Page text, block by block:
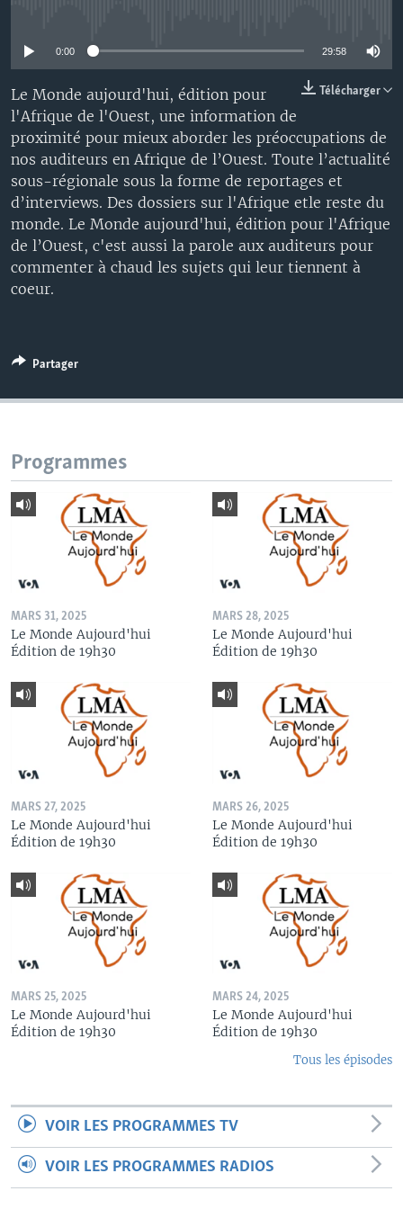
0:00 29:58
Télécharger
Le Monde aujourd'hui, édition pour
l'Afrique de l'Ouest, une information de
proximité pour mieux aborder les préoccupations de
nos auditeurs en Afrique de l’Ouest. Toute l’actualité
sous-régionale sous la forme de reportages et
d’interviews. Des dossiers sur l'Afrique etle reste du
monde. Le Monde aujourd'hui, édition pour l'Afrique
de l’Ouest, c'est aussi la parole aux auditeurs pour
commenter à chaud les sujets qui leur tiennent à
coeur.
Partager
Programmes
MARS 31, 2025
Le Monde Aujourd'hui
Édition de 19h30
MARS 28, 2025
Le Monde Aujourd'hui
Édition de 19h30
MARS 27, 2025
Le Monde Aujourd'hui
Édition de 19h30
MARS 26, 2025
Le Monde Aujourd'hui
Édition de 19h30
MARS 25, 2025
Le Monde Aujourd'hui
Édition de 19h30
MARS 24, 2025
Le Monde Aujourd'hui
Édition de 19h30
Tous les épisodes
VOIR LES PROGRAMMES TV
VOIR LES PROGRAMMES RADIOS